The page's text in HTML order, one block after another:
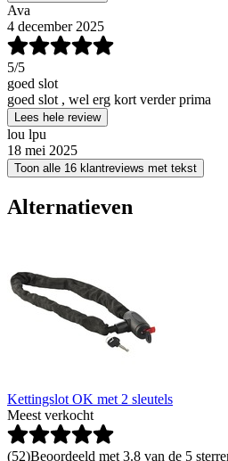
Ava
4 december 2025
5/5
goed slot
goed slot , wel erg kort verder prima
Lees hele review
lou lpu
18 mei 2025
Toon alle 16 klantreviews met tekst
Alternatieven
Kettingslot OK met 2 sleutels
Meest verkocht
(52)Beoordeeld met 3.8 van de 5